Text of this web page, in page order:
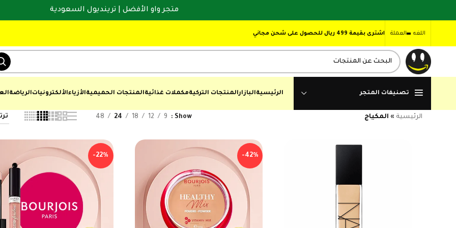
اللغه العملة اشترى بقيمة 499 ريال للحصول على شحن مجاني
تصنيفات المتجر الرئيسيةالبازارالمنتجات التركيةمكملات غذائيةالمنتجات الحميميةالأزياءالألكترونياتالرياضة
الرئيسية » المكياج Show
9
12
18
24
48
-42%
-22%
متجر واو الأفضل | ترينديول السعودية